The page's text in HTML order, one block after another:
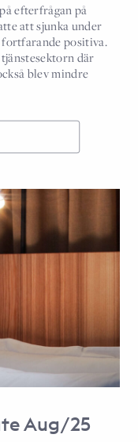
efterfrågan på
att sjunka under
positiva.
där
blev mindre
Aug/25